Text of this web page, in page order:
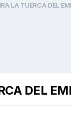
LA TUERCA DEL
DEL